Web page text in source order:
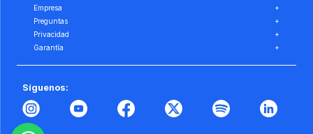
Empresa
+
Preguntas
+
Privacidad
+
Garantía
+
Síguenos: